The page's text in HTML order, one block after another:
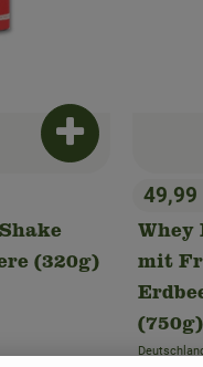
(320g)
Produkt zum
,
49,99
Whey
mit
(750g)
, Herkunft: